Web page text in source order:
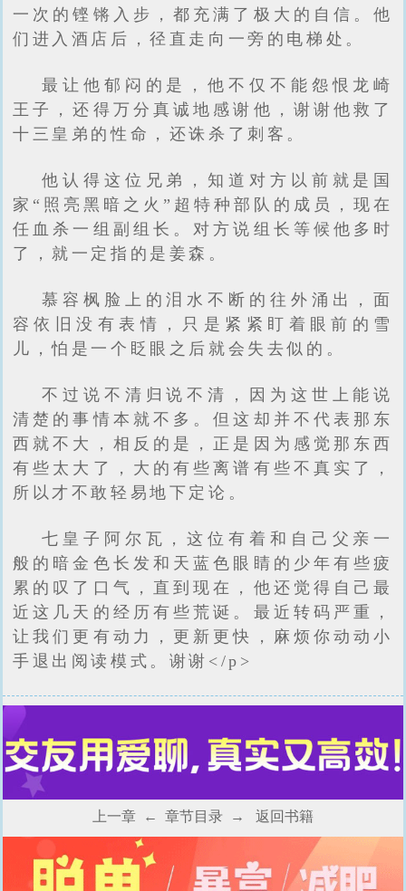
一次的铿锵入步，都充满了极大的自信。他
们进入酒店后，径直走向一旁的电梯处。
最让他郁闷的是，他不仅不能怨恨龙崎
王子，还得万分真诚地感谢他，谢谢他救了
十三皇弟的性命，还诛杀了刺客。
他认得这位兄弟，知道对方以前就是国
家“照亮黑暗之火”超特种部队的成员，现在
任血杀一组副组长。对方说组长等候他多时
了，就一定指的是姜森。
慕容枫脸上的泪水不断的往外涌出，面
容依旧没有表情，只是紧紧盯着眼前的雪
儿，怕是一个眨眼之后就会失去似的。
不过说不清归说不清，因为这世上能说
清楚的事情本就不多。但这却并不代表那东
西就不大，相反的是，正是因为感觉那东西
有些太大了，大的有些离谱有些不真实了，
所以才不敢轻易地下定论。
七皇子阿尔瓦，这位有着和自己父亲一
般的暗金色长发和天蓝色眼睛的少年有些疲
累的叹了口气，直到现在，他还觉得自己最
近这几天的经历有些荒诞。最近转码严重，
让我们更有动力，更新更快，麻烦你动动小
手退出阅读模式。谢谢</p>
上一章 ← 章节目录 → 返回书籍